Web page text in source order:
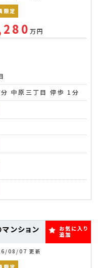
限定
万円
中原三丁目 停歩 1分
ンション
お気に入り
追加
08/07 更新